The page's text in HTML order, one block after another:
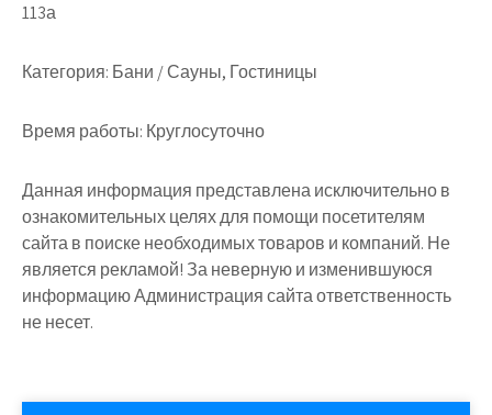
113а
Категория: Бани / Сауны, Гостиницы
Время работы: Круглосуточно
Данная информация представлена исключительно в
ознакомительных целях для помощи посетителям
сайта в поиске необходимых товаров и компаний. Не
является рекламой! За неверную и изменившуюся
информацию Администрация сайта ответственность
не несет.